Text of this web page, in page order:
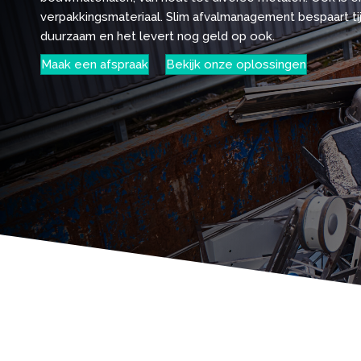
verpakkingsmateriaal. Slim afvalmanagement bespaart
duurzaam en het levert nog geld op ook.
Maak een afspraak
Bekijk onze oplossingen